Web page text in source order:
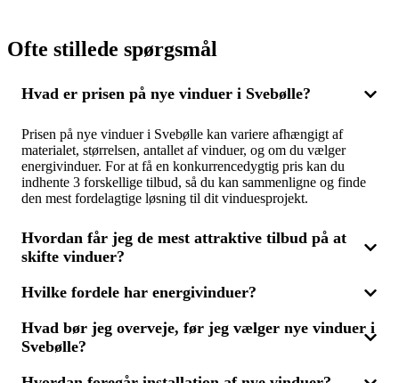
Ofte stillede spørgsmål
Hvad er prisen på nye vinduer i Svebølle?
Prisen på nye vinduer i Svebølle kan variere afhængigt af
materialet, størrelsen, antallet af vinduer, og om du vælger
energivinduer. For at få en konkurrencedygtig pris kan du
indhente 3 forskellige tilbud, så du kan sammenligne og finde
den mest fordelagtige løsning til dit vinduesprojekt.
Hvordan får jeg de mest attraktive tilbud på at
skifte vinduer?
For at få de bedste tilbud på vinduesudskiftning skal du
tilbud har du mulighed for at se prisforskellene og de
forskellige muligheder, såsom energivinduer, der kan reducere
økonomiske og effektive løsning.
Hvilke fordele har energivinduer?
Energivinduer er designet til at højne dit hus' energieffektivitet
ved at mindske varmetabet. Selvom de ofte er dyrere end
Hvad bør jeg overveje, før jeg vælger nye vinduer i
Svebølle?